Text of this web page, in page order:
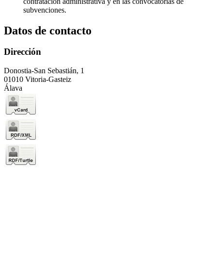
subvenciones.
Datos de contacto
Dirección
Donostia-San Sebastián, 1
01010 Vitoria-Gasteiz
Álava